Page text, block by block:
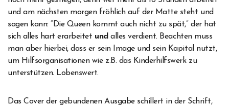
und am nächsten morgen fröhlich auf der Matte steht und
sagen kann: “Die Queen kommt auch nicht zu spät,” der hat
sich alles hart erarbeitet undalles verdient. Beachten muss
man aber hierbei, dass er sein Image und sein Kapital nutzt,
um Hilfsorganisationen wie z.B. das Kinderhilfswerk zu
unterstützen. Lobenswert.
Das Cover der gebundenen Ausgabe schillert in der Schrift,